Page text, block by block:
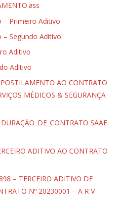
– Primeiro Aditivo
Segundo Aditivo
Aditivo
Aditivo
AO CONTRATO
MÉDICOS & SEGURANÇA
SAAE.
ADITIVO AO CONTRATO
– TERCEIRO ADITIVO DE
Nº 20230001 – A R V